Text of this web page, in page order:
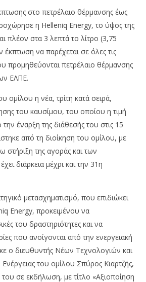
NOW VIEWING
το τέλος του έτους η
στο πετρέλαιο θέρμανσης έως
η Helleniq Energy, το ύψος της
πλέον στα 3 λεπτά το λίτρο (3,75
να παρέχεται σε όλες τις
προμηθεύονται πετρέλαιο θέρμανσης
ΕΛΠΕ.
ομίλου η νέα, τρίτη κατά σειρά,
του καυσίμου, του οποίου η τιμή
έναρξη της διάθεσής του στις 15
από τη διοίκηση του ομίλου, με
στήριξη της αγοράς και των
διάρκεια μέχρι και την 31η
μετασχηματισμό, που επιδιώκει
Energy, προκειμένου να
του δραστηριότητες και να
που ανοίγονται από την ενεργειακή
ο διευθυντής Νέων Τεχνολογιών και
του ομίλου Σπύρος Κιαρτζής,
σε εκδήλωση, με τίτλο «Αξιοποίηση